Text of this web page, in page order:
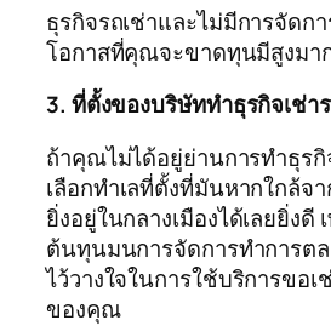
ธุรกิจรถเช่าและไม่มีการจัดก
โอกาสที่คุณจะขาดทุนมีสูงมา
3. ที่ตั้งของบริษัททำธุรกิจเช่า
ถ้าคุณไม่ได้อยู่ย่านการทำธุร
เลือกทำเลที่ตั้งที่มันหากใกล้จ
ยิ่งอยู่ในกลางเมืองได้เลยยิ่งดี
ต้นทุนมนการจัดการทำการต
ไว้วางใจในการใช้บริการขอ
ของคุณ